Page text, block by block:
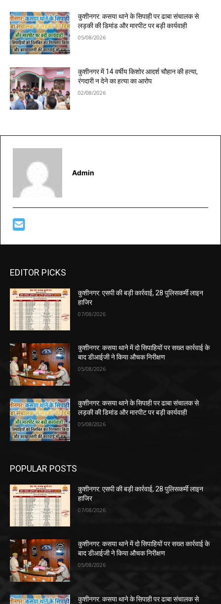
कुशीनगर: कसया थाने के सिपाही पर ढाबा संचालक से
लड़की की डिमांड और मारपीट पर बड़ी कार्यवाही
05/08/2026
कुशीनगर में 14 वर्षीय किशोर आदर्श चौहान की हत्या,
रंगदारी न देने का हत्या का आरोप
02/08/2026
Admin
EDITOR PICKS
कुशीनगर: एसपी की बड़ी कार्रवाई, 28 पुलिसकर्मी लाइन
हाजिर
07/08/2026
कुशीनगर: कसया थाने में दो सिपाहियों पर सख्त कार्रवाई के
बाद डीआईजी ने किया औचक निरीक्षण
05/08/2026
कुशीनगर: कसया थाने के सिपाही पर ढाबा संचालक से
लड़की की डिमांड और मारपीट पर बड़ी कार्यवाही
05/08/2026
POPULAR POSTS
कुशीनगर: एसपी की बड़ी कार्रवाई, 28 पुलिसकर्मी लाइन
हाजिर
07/08/2026
कुशीनगर: कसया थाने में दो सिपाहियों पर सख्त कार्रवाई के
बाद डीआईजी ने किया औचक निरीक्षण
05/08/2026
कुशीनगर: कसया थाने के सिपाही पर ढाबा संचालक से